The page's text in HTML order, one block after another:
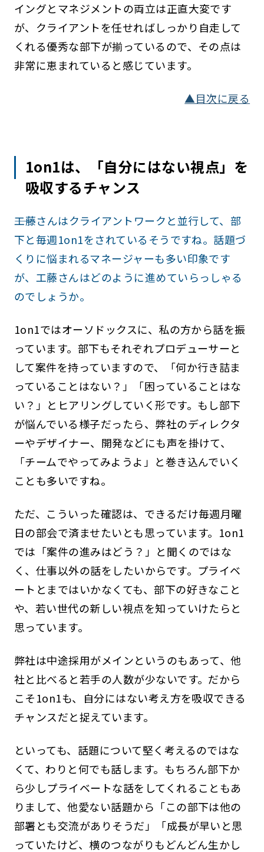
イングとマネジメントの両立は正直大変です
が、クライアントを任せればしっかり自走して
くれる優秀な部下が揃っているので、その点は
非常に恵まれていると感じています。
▲目次に戻る
1on1は、「自分にはない視点」を
吸収するチャンス
――工藤さんはクライアントワークと並行して、部
下と毎週1on1をされているそうですね。話題づ
くりに悩まれるマネージャーも多い印象です
が、工藤さんはどのように進めていらっしゃる
のでしょうか。
1on1ではオーソドックスに、私の方から話を振
っています。部下もそれぞれプロデューサーと
して案件を持っていますので、「何か行き詰ま
っていることはない？」「困っていることはな
い？」とヒアリングしていく形です。もし部下
が悩んでいる様子だったら、弊社のディレクタ
ーやデザイナー、開発などにも声を掛けて、
「チームでやってみようよ」と巻き込んでいく
ことも多いですね。
ただ、こういった確認は、できるだけ毎週月曜
日の部会で済ませたいとも思っています。1on1
では「案件の進みはどう？」と聞くのではな
く、仕事以外の話をしたいからです。プライベ
ートとまではいかなくても、部下の好きなこと
や、若い世代の新しい視点を知っていけたらと
思っています。
弊社は中途採用がメインというのもあって、他
社と比べると若手の人数が少ないです。だから
こそ1on1も、自分にはない考え方を吸収できる
チャンスだと捉えています。
といっても、話題について堅く考えるのではな
くて、わりと何でも話します。もちろん部下か
ら少しプライベートな話をしてくれることもあ
りまして、他愛ない話題から「この部下は他の
部署とも交流がありそうだ」「成長が早いと思
っていたけど、横のつながりもどんどん生かし